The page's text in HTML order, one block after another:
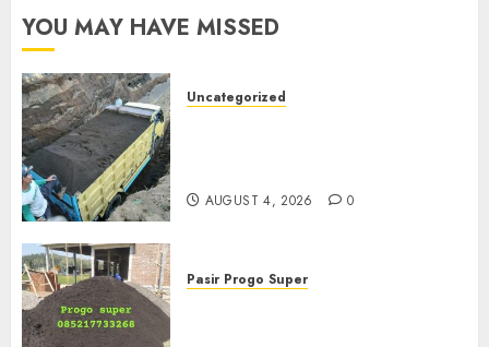
YOU MAY HAVE MISSED
Uncategorized
AUGUST 4, 2026 0
Pasir Progo Super